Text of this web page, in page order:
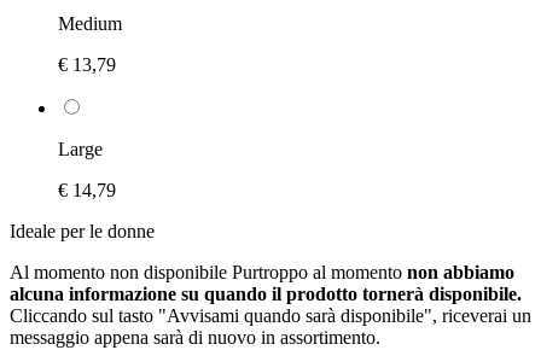
Medium
€ 13,79
Large
€ 14,79
Ideale per le donne
Al momento non disponibile Purtroppo al momento non abbiamo
alcuna informazione su quando il prodotto tornerà disponibile.
Cliccando sul tasto "Avvisami quando sarà disponibile", riceverai un
messaggio appena sarà di nuovo in assortimento.